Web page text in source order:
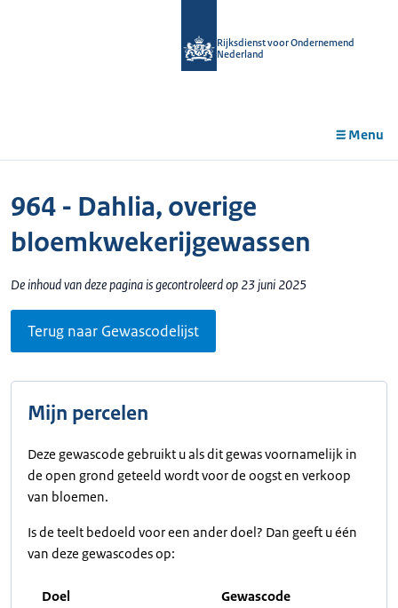
Rijksdienst voor Ondernemend
Nederland
Menu
964 - Dahlia, overige
bloemkwekerijgewassen
De inhoud van deze pagina is gecontroleerd op 23 juni 2025
Terug naar Gewascodelijst
Mijn percelen
Deze gewascode gebruikt u als dit gewas voornamelijk in
de open grond geteeld wordt voor de oogst en verkoop
van bloemen.
Is de teelt bedoeld voor een ander doel? Dan geeft u één
van deze gewascodes op:
Doel Gewascode